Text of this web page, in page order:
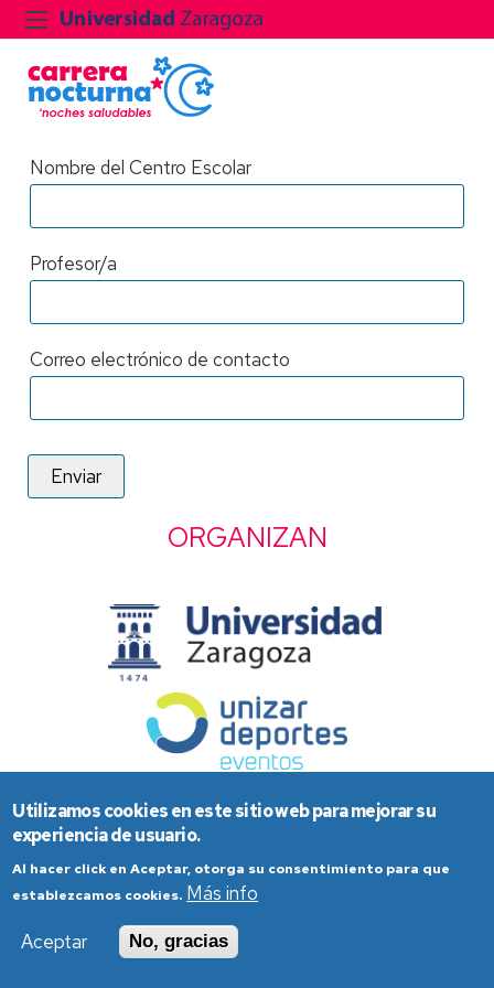
Nombre del Centro Escolar
Profesor/a
Correo electrónico de contacto
ORGANIZAN
Aviso Legal
Condiciones generales de uso
Política de Privacidad
Utilizamos cookies en este sitio web para mejorar su
experiencia de usuario.
Al hacer click en Aceptar, otorga su consentimiento para que
establezcamos cookies. Más info
Aceptar
No, gracias